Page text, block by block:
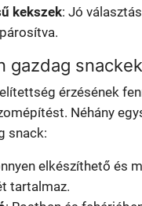
kekszek: Jó
gazdag snackek
érzésének
Néhány
snack:
elkészíthető és
tartalmaz.